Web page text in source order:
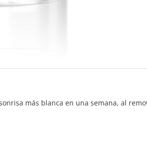
más blanca en una semana, al